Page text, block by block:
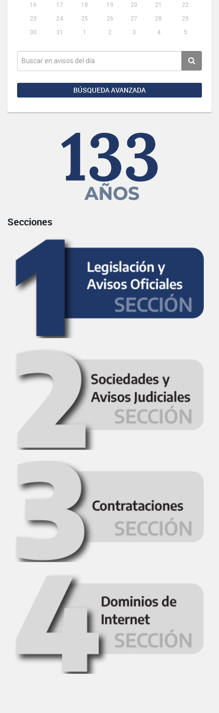
16
17 18 19 20 21
22
23
24 25 26 27 28
29
30
31 1 2 3 4 5
BÚSQUEDA AVANZADA
Secciones